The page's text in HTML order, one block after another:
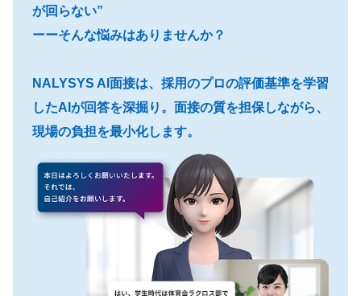
が回らない”
ーーそんな悩みはありませんか？
NALYSYS AI面接は、採用のプロの評価基準を学習
したAIが回答を深掘り。面接の質を担保しながら、
現場の負担を最小化します。